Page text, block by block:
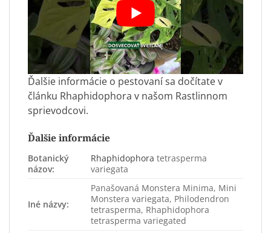
Ďalšie informácie o pestovaní sa dočítate v
článku Rhaphidophora v našom Rastlinnom
sprievodcovi.
Ďalšie informácie
Botanický
názov:
Rhaphidophora tetrasperma
variegata
Iné názvy:
Panašovaná Monstera Minima, Mini
Monstera variegata, Philodendron
tetrasperma, Rhaphidophora
tetrasperma variegated